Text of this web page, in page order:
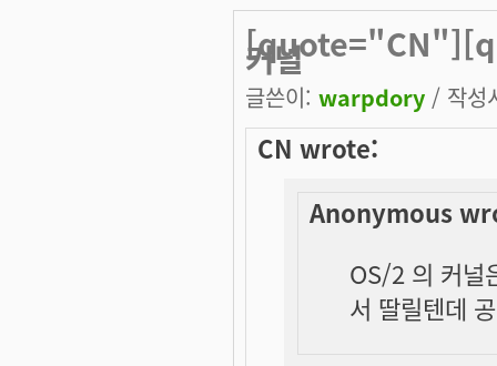
커널
글쓴이: warpdory / 작성
CN wrote:
Anonymous
OS/2 의 커널
서 딸릴텐데